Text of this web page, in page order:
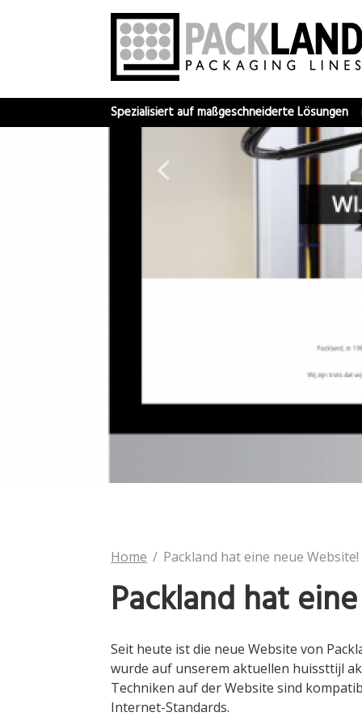
Spezialisiert auf maßgeschneiderte Lösungen
Home Packland hat eine neue Website!
Packland hat
Seit heute ist die neue Website von
wurde auf unserem aktuellen huissttijl
Techniken auf der Website sind
Internet-Standards.